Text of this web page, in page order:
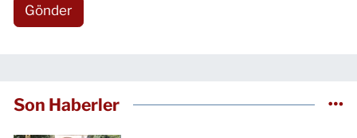
Gönder
Son Haberler